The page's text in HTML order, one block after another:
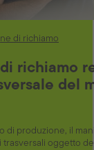
di richiamo
richiamo
del
di produzione, il
trasversali oggetto